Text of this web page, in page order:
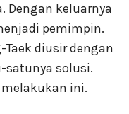
Dengan keluarnya
pemimpin.
diusir dengan
satunya solusi.
ini.